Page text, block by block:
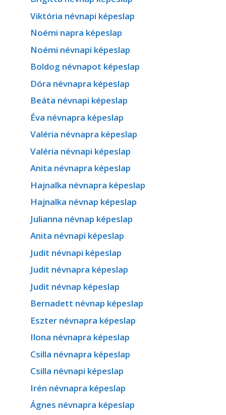
Viktória névnapi képeslap
Noémi napra képeslap
Noémi névnapi képeslap
Boldog névnapot képeslap
Dóra névnapra képeslap
Beáta névnapi képeslap
Éva névnapra képeslap
Valéria névnapra képeslap
Valéria névnapi képeslap
Anita névnapra képeslap
Hajnalka névnapra képeslap
Hajnalka névnap képeslap
Julianna névnap képeslap
Anita névnapi képeslap
Judit névnapi képeslap
Judit névnapra képeslap
Judit névnap képeslap
Bernadett névnap képeslap
Eszter névnapra képeslap
Ilona névnapra képeslap
Csilla névnapra képeslap
Csilla névnapi képeslap
Irén névnapra képeslap
Ágnes névnapra képeslap